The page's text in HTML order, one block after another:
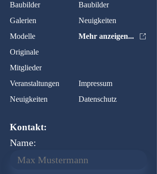
Baubilder
Baubilder
Galerien
Neuigkeiten
Modelle
Mehr anzeigen...
Originale
Mitglieder
Veranstaltungen
Impressum
Neuigkeiten
Datenschutz
Kontakt:
Name: